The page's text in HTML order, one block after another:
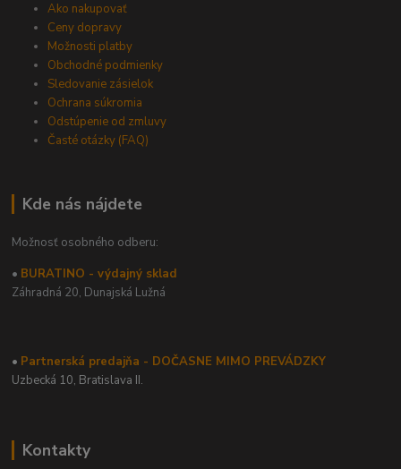
Ako nakupovať
Ceny dopravy
Možnosti platby
Obchodné podmienky
Sledovanie zásielok
Ochrana súkromia
Odstúpenie od zmluvy
Časté otázky (FAQ)
Kde nás nájdete
Možnosť osobného odberu:
• BURATINO - výdajný sklad
Záhradná 20, Dunajská Lužná
• Partnerská predajňa - DOČASNE MIMO PREVÁDZKY
Uzbecká 10, Bratislava II.
Kontakty